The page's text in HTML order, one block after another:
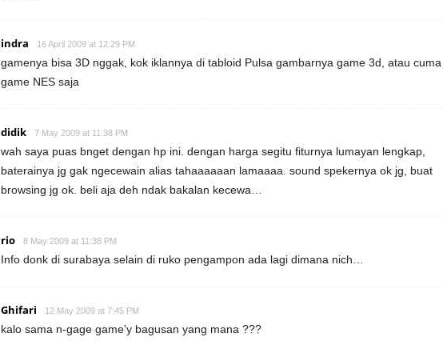
indra 16 April 2009 at 12:29 PM
gamenya bisa 3D nggak, kok iklannya di tabloid Pulsa gambarnya game 3d, atau cuma
game NES saja
didik 7 May 2009 at 11:38 PM
wah saya puas bnget dengan hp ini. dengan harga segitu fiturnya lumayan lengkap,
baterainya jg gak ngecewain alias tahaaaaaan lamaaaa. sound spekernya ok jg, buat
browsing jg ok. beli aja deh ndak bakalan kecewa…
rio 8 May 2009 at 11:38 PM
Info donk di surabaya selain di ruko pengampon ada lagi dimana nich…
Ghifari 12 May 2009 at 7:45 PM
kalo sama n-gage game’y bagusan yang mana ???